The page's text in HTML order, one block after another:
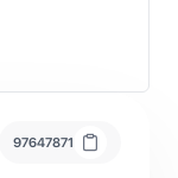
97647871